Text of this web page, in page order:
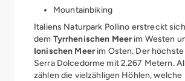
Mountainbiking
Italiens Naturpark Pollino erstreckt
dem Tyrrhenischen Meer im Westen
Ionischen Meerim Osten. Der
Serra Dolcedorme mit 2.267 Metern.
zählen die vielzähligen Höhlen, welche